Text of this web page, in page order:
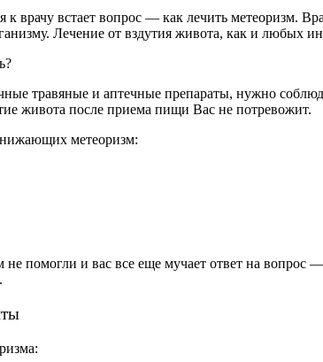
к врачу встает вопрос — как лечить метеоризм.
Лечение от вздутия живота, как и любых
травяные и аптечные препараты, нужно
живота после приема пищи Вас не потревожит.
метеоризм:
помогли и вас все еще мучает ответ на вопрос